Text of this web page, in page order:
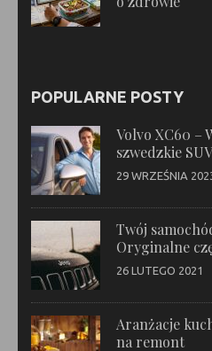
POPULARNE POSTY
Volvo XC60 –
szwedzkie
29 WRZEŚNIA
Twój
Oryginalne
26 LUTEGO 2021
Aranżacje
na remont